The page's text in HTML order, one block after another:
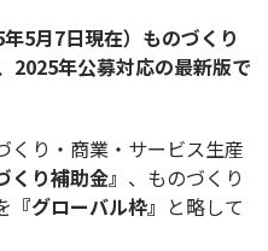
5月7日現在）ものづくり
2025年公募対応の最新版で
くり・商業・サービス生産
くり補助金』 、ものづくり
『グローバル枠』 と略して